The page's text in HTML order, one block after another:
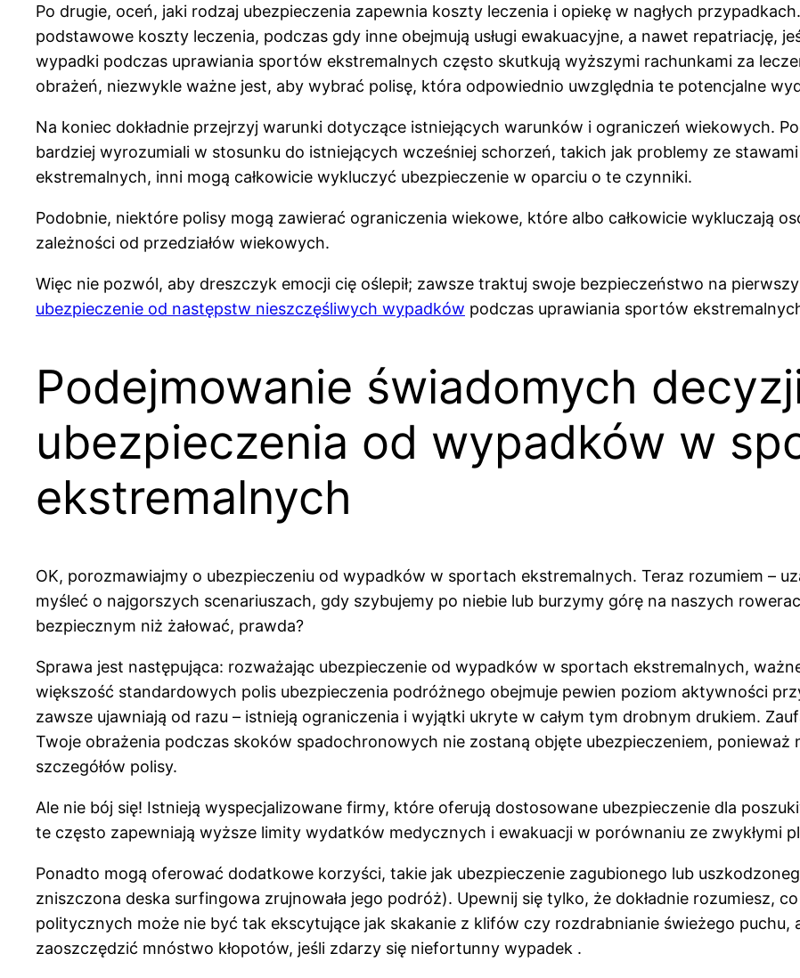
Po drugie, oceń, jaki rodzaj ubezpieczenia zapewnia koszty leczenia i opiekę w nagłych
podstawowe koszty leczenia, podczas gdy inne obejmują usługi ewakuacyjne, a nawet repatriację,
wypadki podczas uprawiania sportów ekstremalnych często skutkują wyższymi rachunkami za
obrażeń, niezwykle ważne jest, aby wybrać polisę, która odpowiednio uwzględnia te potencjalne
Na koniec dokładnie przejrzyj warunki dotyczące istniejących warunków i ograniczeń wiekowych.
bardziej wyrozumiali w stosunku do istniejących wcześniej schorzeń, takich jak problemy ze
ekstremalnych, inni mogą całkowicie wykluczyć ubezpieczenie w oparciu o te czynniki.
Podobnie, niektóre polisy mogą zawierać ograniczenia wiekowe, które albo całkowicie wykluczają
zależności od przedziałów wiekowych.
Więc nie pozwól, aby dreszczyk emocji cię oślepił; zawsze traktuj swoje bezpieczeństwo na
ubezpieczenie od następstw nieszczęśliwych wypadków podczas uprawiania sportów
Podejmowanie świadomych
ubezpieczenia od wypadków w
ekstremalnych
OK, porozmawiajmy o ubezpieczeniu od wypadków w sportach ekstremalnych. Teraz rozumiem –
myśleć o najgorszych scenariuszach, gdy szybujemy po niebie lub burzymy górę na naszych
bezpiecznym niż żałować, prawda?
Sprawa jest następująca: rozważając ubezpieczenie od wypadków w sportach ekstremalnych,
większość standardowych polis ubezpieczenia podróżnego obejmuje pewien poziom aktywności
zawsze ujawniają od razu – istnieją ograniczenia i wyjątki ukryte w całym tym drobnym drukiem.
Twoje obrażenia podczas skoków spadochronowych nie zostaną objęte ubezpieczeniem, ponieważ
szczegółów polisy.
Ale nie bój się! Istnieją wyspecjalizowane firmy, które oferują dostosowane ubezpieczenie dla
te często zapewniają wyższe limity wydatków medycznych i ewakuacji w porównaniu ze zwykłymi
Ponadto mogą oferować dodatkowe korzyści, takie jak ubezpieczenie zagubionego lub
zniszczona deska surfingowa zrujnowała jego podróż). Upewnij się tylko, że dokładnie rozumiesz,
politycznych może nie być tak ekscytujące jak skakanie z klifów czy rozdrabnianie świeżego puchu,
zaoszczędzić mnóstwo kłopotów, jeśli zdarzy się niefortunny wypadek .